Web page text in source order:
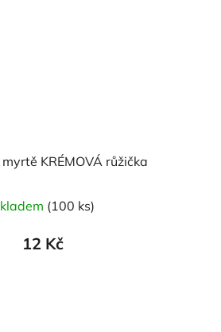
KRÉMOVÁ růžička
(100 ks)
12 Kč